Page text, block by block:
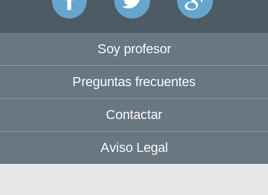
Soy profesor
Preguntas frecuentes
Contactar
Aviso Legal